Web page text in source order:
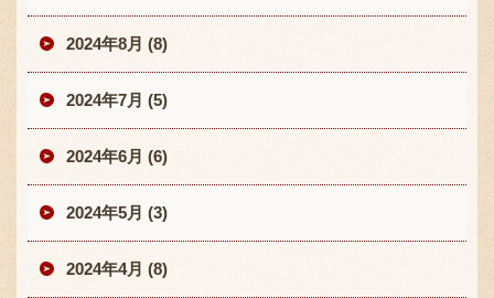
2024年8月 (8)
2024年7月 (5)
2024年6月 (6)
2024年5月 (3)
2024年4月 (8)